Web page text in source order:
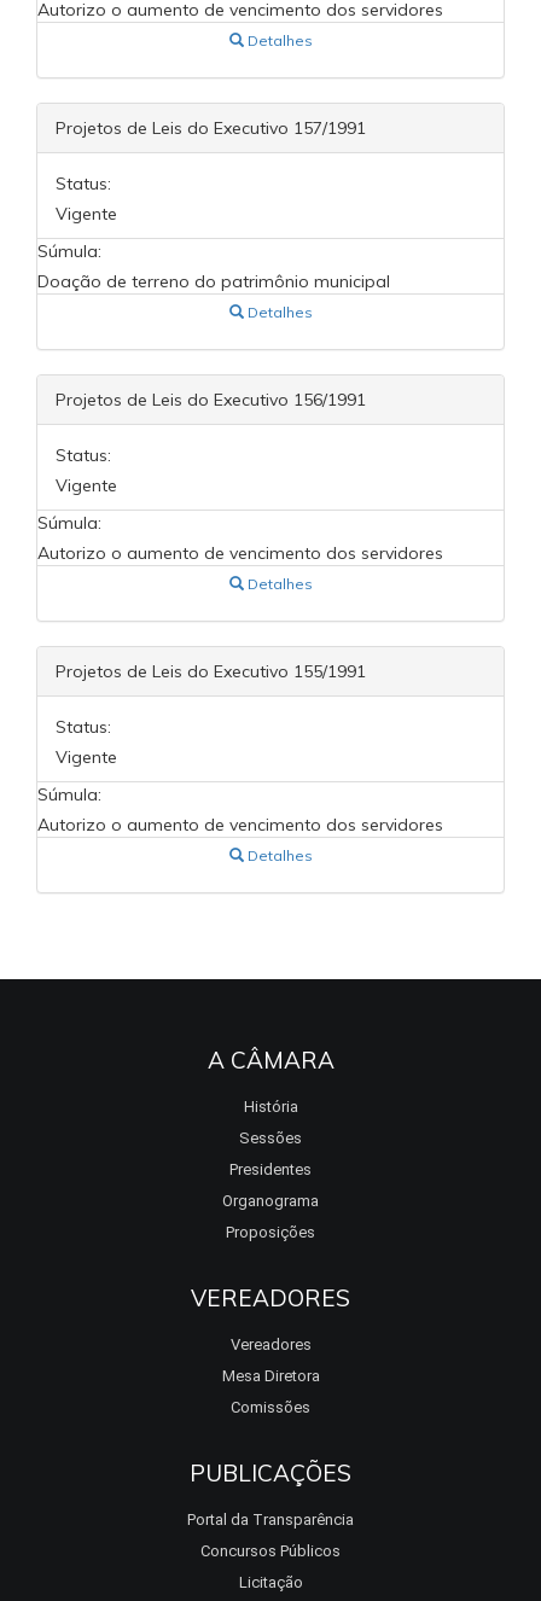
Autorizo o aumento de vencimento dos servidores
Detalhes
Projetos de Leis do Executivo 157/1991
Status:
Vigente
Súmula:
Doação de terreno do patrimônio municipal
Detalhes
Projetos de Leis do Executivo 156/1991
Status:
Vigente
Súmula:
Autorizo o aumento de vencimento dos servidores
Detalhes
Projetos de Leis do Executivo 155/1991
Status:
Vigente
Súmula:
Autorizo o aumento de vencimento dos servidores
Detalhes
A CÂMARA
História
Sessões
Presidentes
Organograma
Proposições
VEREADORES
Vereadores
Mesa Diretora
Comissões
PUBLICAÇÕES
Portal da Transparência
Concursos Públicos
Licitação